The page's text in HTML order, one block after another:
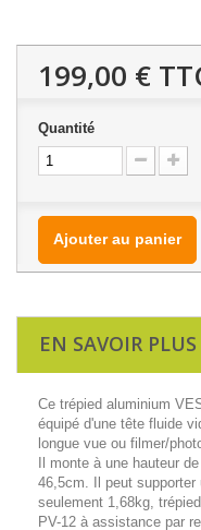
199,00 €
Quantité
Ajouter au panier
EN SAVOIR PLUS
Ce trépied aluminium
équipé d'une tête fluide
longue vue ou filmer/
Il monte à une hauteur
46,5cm. Il peut
seulement 1,68kg,
PV-12 à assistance par